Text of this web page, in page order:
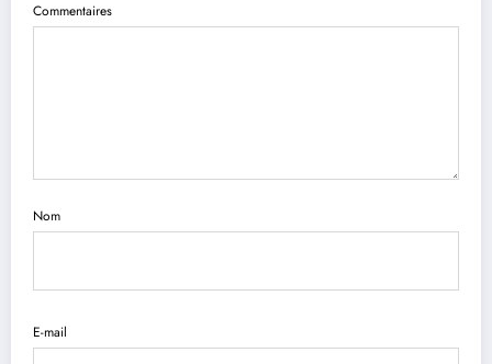
Commentaires
Nom
E-mail